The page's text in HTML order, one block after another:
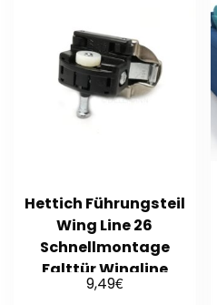
Hettich Führungsteil
Wing Line 26
Schnellmontage
Falttür Wingline
Faltschiebetür
9,49€